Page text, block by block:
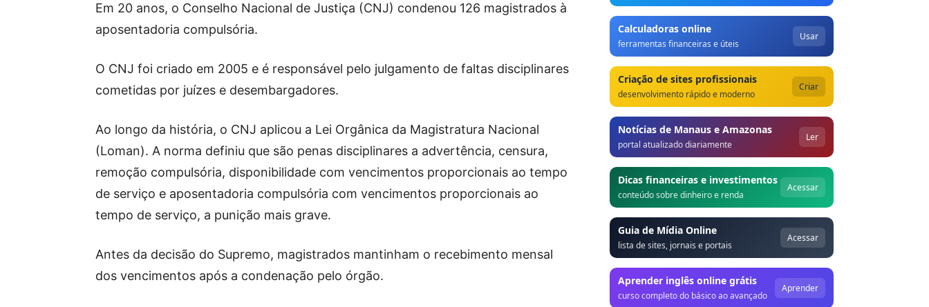
Em 20 anos, o Conselho Nacional de Justiça (CNJ) condenou 126 magistrados à
aposentadoria compulsória.
O CNJ foi criado em 2005 e é responsável pelo julgamento de faltas disciplinares
cometidas por juízes e desembargadores.
Ao longo da história, o CNJ aplicou a Lei Orgânica da Magistratura Nacional
(Loman). A norma definiu que são penas disciplinares a advertência, censura,
remoção compulsória, disponibilidade com vencimentos proporcionais ao tempo
de serviço e aposentadoria compulsória com vencimentos proporcionais ao
tempo de serviço, a punição mais grave.
Antes da decisão do Supremo, magistrados mantinham o recebimento mensal
dos vencimentos após a condenação pelo órgão.
Calculadoras online
ferramentas financeiras e úteis
Usar
Criação de sites profissionais
desenvolvimento rápido e moderno
Criar
Notícias de Manaus e Amazonas
portal atualizado diariamente
Ler
Dicas financeiras e investimentos
conteúdo sobre dinheiro e renda
Acessar
Guia de Mídia Online
lista de sites, jornais e portais
Acessar
Aprender inglês online grátis
curso completo do básico ao avançado
Aprender